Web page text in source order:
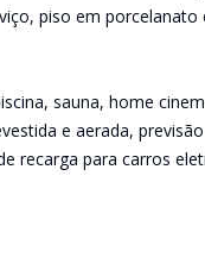
piso em porcelanato
sauna, home
e aerada,
recarga para carros